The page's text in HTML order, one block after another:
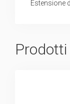
Estensione